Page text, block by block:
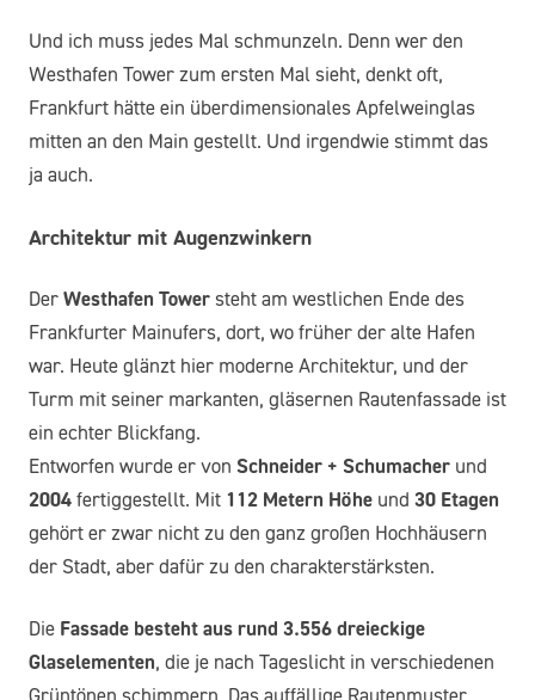
Und ich muss jedes Mal schmunzeln. Denn wer den
Westhafen Tower zum ersten Mal sieht, denkt oft,
Frankfurt hätte ein überdimensionales Apfelweinglas
mitten an den Main gestellt. Und irgendwie stimmt das
ja auch.
Architektur mit Augenzwinkern
Der Westhafen Tower steht am westlichen Ende des
Frankfurter Mainufers, dort, wo früher der alte Hafen
war. Heute glänzt hier moderne Architektur, und der
Turm mit seiner markanten, gläsernen Rautenfassade ist
ein echter Blickfang.
Entworfen wurde er von Schneider + Schumacher und
2004 fertiggestellt. Mit 112 Metern Höhe und 30 Etagen
gehört er zwar nicht zu den ganz großen Hochhäusern
der Stadt, aber dafür zu den charakterstärksten.
Die Fassade besteht aus rund 3.556 dreieckige
Glaselementen, die je nach Tageslicht in verschiedenen
Grüntönen schimmern. Das auffällige Rautenmuster